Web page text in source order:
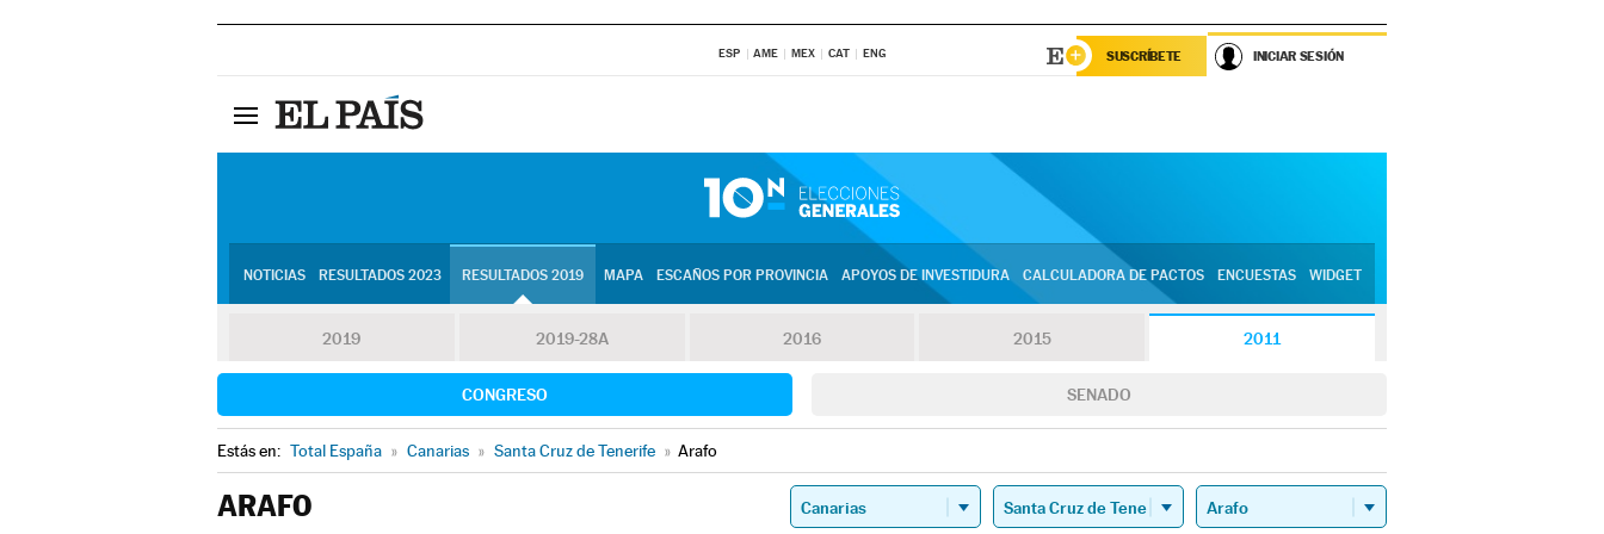
ESP AME MEX CAT ENG SUSCRÍBETE INICIAR SESIÓN
NOTICIAS RESULTADOS 2023 RESULTADOS 2019 MAPA ESCAÑOS POR PROVINCIA APOYOS DE INVESTIDURA CALCULADORA DE PACTOS ENCUESTAS WIDGET
2019 2019-28A 2016 2015 2011
CONGRESO SENADO
Estás en: Total España » Canarias » Santa Cruz de Tenerife » Arafo
ARAFO